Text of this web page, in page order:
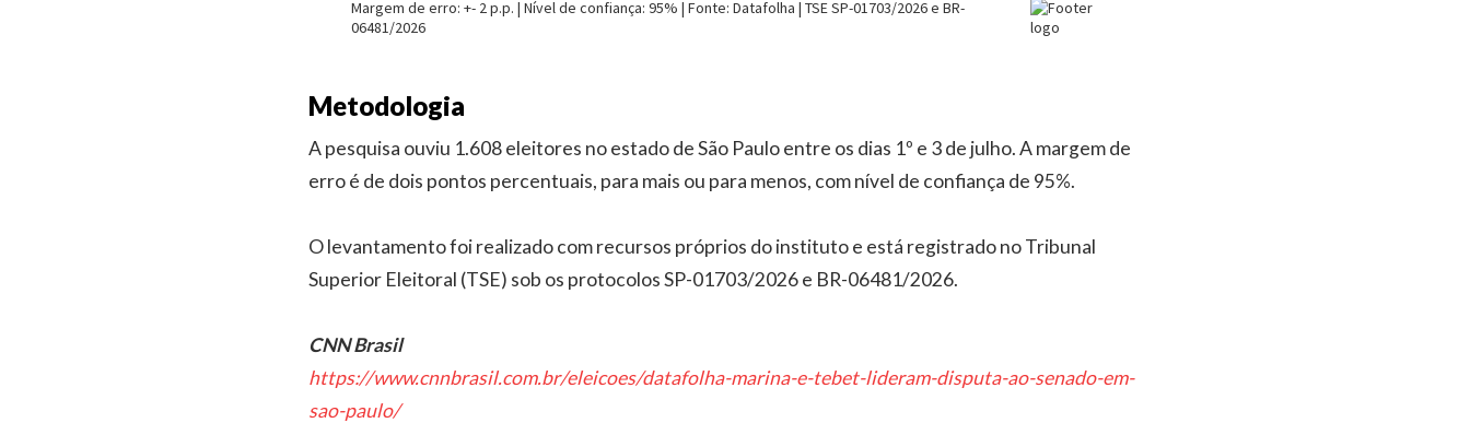
Metodologia
A pesquisa ouviu 1.608 eleitores no estado de São Paulo entre os dias 1º e 3 de julho. A margem de
erro é de dois pontos percentuais, para mais ou para menos, com nível de confiança de 95%.
O levantamento foi realizado com recursos próprios do instituto e está registrado no Tribunal
Superior Eleitoral (TSE) sob os protocolos SP-01703/2026 e BR-06481/2026.
CNN Brasil
https://www.cnnbrasil.com.br/eleicoes/datafolha-marina-e-tebet-lideram-disputa-ao-senado-em-
sao-paulo/